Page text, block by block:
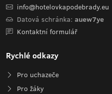
info@hotelovkapodebrady.eu
Datová schránka: auew7ye
Kontaktní formulář
Rychlé odkazy
Pro uchazeče
Pro žáky